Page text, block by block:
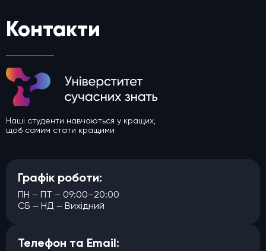
Контакти
Наші студенти навчаються у кращих,
щоб самим стати кращими
Графік роботи:
ПН – ПТ – 09:00–20:00
СБ – НД – Вихідний
Телефон та Email: